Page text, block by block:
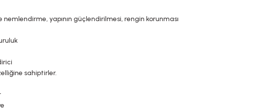
yapının güçlendirilmesi, rengin korunması
sahiptirler.